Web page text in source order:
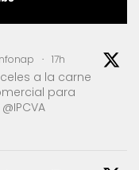
· 17h
a la carne
para